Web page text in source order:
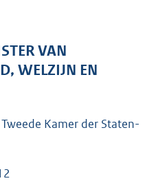
e
:
b
VAN
WELZIJN EN
Kamer der Staten-